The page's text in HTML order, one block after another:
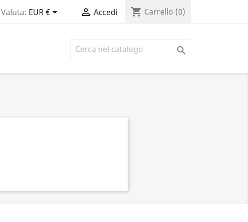
Valuta: EUR €  Accedi shopping_cart Carrello (0)
